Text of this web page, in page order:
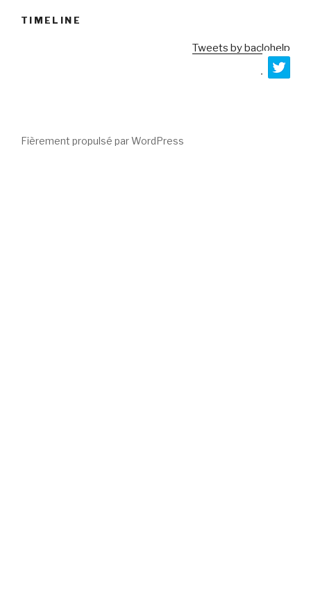
TIMELINE
Tweets by baclohelp
Fièrement propulsé par WordPress